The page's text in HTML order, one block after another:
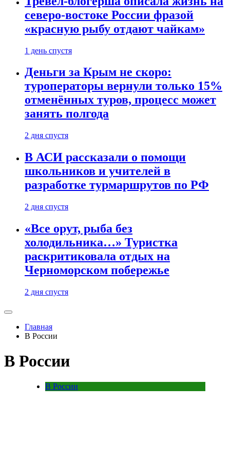
северо-востоке России фразой
«красную рыбу отдают чайкам»
1 день спустя
Деньги за Крым не скоро:
туроператоры вернули только 15%
отменённых туров, процесс может
занять полгода
2 дня спустя
В АСИ рассказали о помощи
школьников и учителей в
разработке турмаршрутов по РФ
2 дня спустя
«Все орут, рыба без
холодильника…» Туристка
раскритиковала отдых на
Черноморском побережье
2 дня спустя
Главная
В России
В России
В России